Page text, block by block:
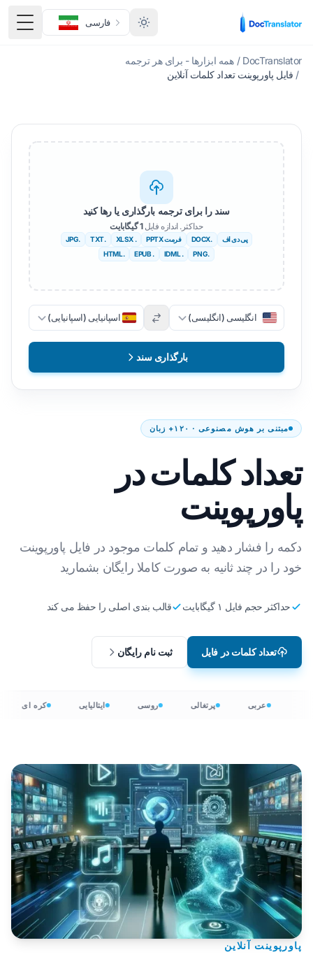
فارسی
منوی
DocTranslator
/ همه ابزارها - برای هر ترجمه
/ فایل پاورپوینت تعداد کلمات آنلاین
مبتنی بر هوش مصنوعی · ۱۲۰+ زبان
تعداد کلمات در
پاورپوینت
دکمه را فشار دهید و تمام کلمات موجود در فایل پاورپوینت
خود را در چند ثانیه به صورت کاملا رایگان بشمارید
حداکثر حجم فایل ۱ گیگابایت قالب بندی اصلی را حفظ می کند
تعداد کلمات در فایل ثبت نام رایگان
سند را برای ترجمه بارگذاری یا رها کنید
حداکثر. اندازه فایل1 گیگابایت
پی دی اف .DOCX فرمت PPTX . XLSX
.TXT
.JPG
.PNG
. IDML
. EPUB
.HTML
انگلیسی (انگلیسی) اسپانیایی (اسپانیایی)
بارگذاری سند
عربی پرتغالی روسی ایتالیایی کره ای
پاورپوینت آنلاین